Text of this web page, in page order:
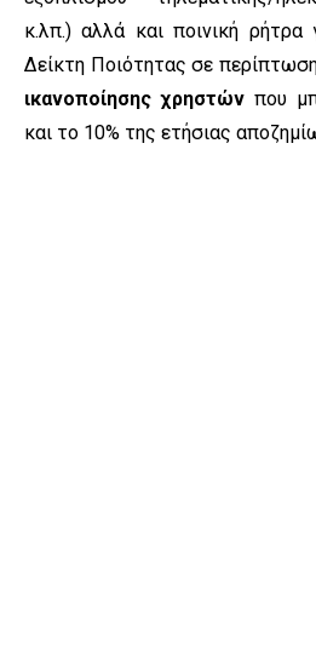
κ.λπ.) αλλά και ποινική
Δείκτη Ποιότητας σε
ικανοποίησης χρηστών που
και το 10% της ετήσιας